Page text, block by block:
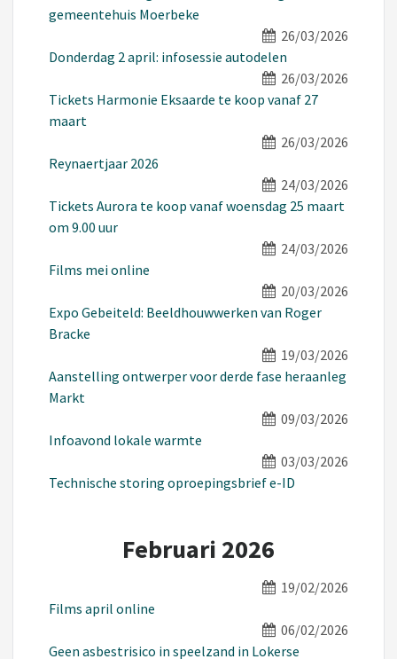
gemeentehuis Moerbeke
26/03/2026
Donderdag 2 april: infosessie autodelen
26/03/2026
Tickets Harmonie Eksaarde te koop vanaf 27
maart
26/03/2026
Reynaertjaar 2026
24/03/2026
Tickets Aurora te koop vanaf woensdag 25 maart
om 9.00 uur
24/03/2026
Films mei online
20/03/2026
Expo Gebeiteld: Beeldhouwwerken van Roger
Bracke
19/03/2026
Aanstelling ontwerper voor derde fase heraanleg
Markt
09/03/2026
Infoavond lokale warmte
03/03/2026
Technische storing oproepingsbrief e-ID
Februari 2026
19/02/2026
Films april online
06/02/2026
Geen asbestrisico in speelzand in Lokerse